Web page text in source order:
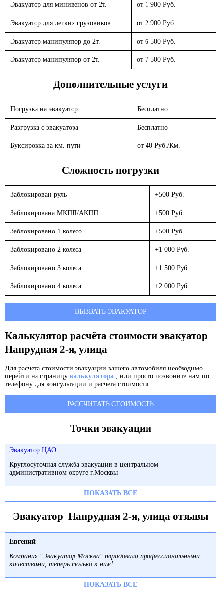
Эвакуатор для минивенов от 2т. от 1 900 Руб.
Эвакуатор для легких грузовиков от 2 900 Руб.
Эвакуатор манипулятор до 2т. от 6 500 Руб.
Эвакуатор манипулятор от 2т. от 7 500 Руб.
Дополнительные услуги
Погрузка на эвакуатор Бесплатно
Разгрузка с эвакуатора Бесплатно
Буксировка за км. пути от 40 Руб./Км.
Сложность погрузки
Заблокирован руль +500 Руб.
Заблокирована МКПП/АКПП +500 Руб.
Заблокировано 1 колесо +500 Руб.
Заблокировано 2 колеса +1 000 Руб.
Заблокировано 3 колеса +1 500 Руб.
Заблокировано 4 колеса +2 000 Руб.
ВЫЗВАТЬ ЭВАКУАТОР
Калькулятор расчёта стоимости эвакуатор
Напрудная 2-я, улица
Для расчета стоимости эвакуации вашего автомобиля необходимо
перейти на страницу калькулятора , или просто позвоните нам по
телефону для консультации и расчета стоимости
РАССЧИТАТЬ СТОИМОСТЬ
Точки эвакуации
Эвакуатор ЦАО
Круглосуточная служба эвакуации в центральном
административном округе г.Москвы
ПОКАЗАТЬ ВСЕ
Эвакуатор Напрудная 2-я, улица отзывы
Евгений
Компания "Эвакуатор Москва" порадовала профессиональными
качествами, теперь только к ним!
ПОКАЗАТЬ ВСЕ